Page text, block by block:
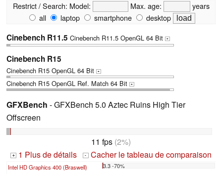
Restrict / Search: Model: Max. age:
years
all
laptop smartphone desktop
Cinebench R11.5 Cinebench R11.5 OpenGL 64 Bit +
Cinebench R15
Cinebench R15 OpenGL 64 Bit +
Cinebench R15 OpenGL Ref. Match 64 Bit +
GFXBench - GFXBench 5.0 Aztec Ruins High Tier
Offscreen
11 fps (2%)
+ 1 Plus de détails - Cacher le tableau de comparaison
Intel HD Graphics 400 (Braswell) 3.3 -70%